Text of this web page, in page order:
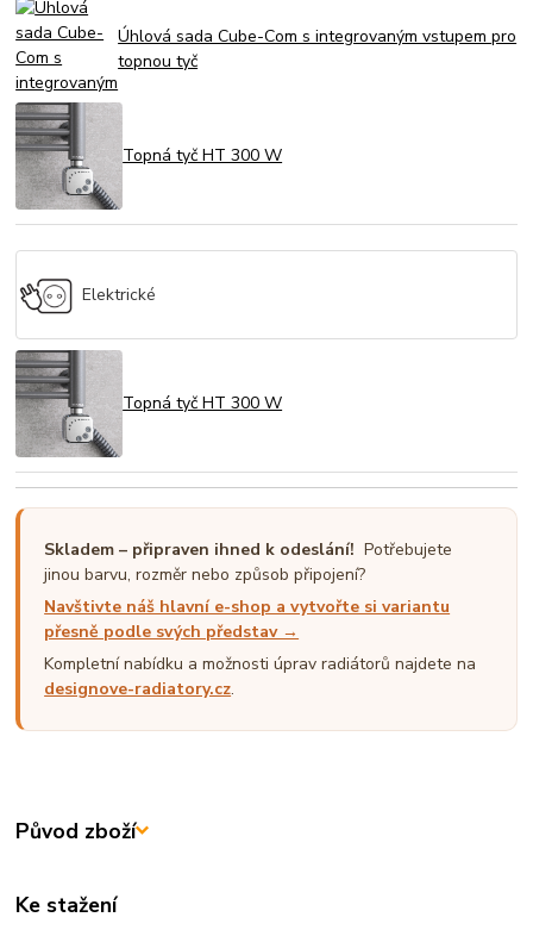
Úhlová sada Cube-Com s integrovaným vstupem pro
topnou tyč
Topná tyč HT 300 W
Elektrické
Topná tyč HT 300 W
Skladem – připraven ihned k odeslání! Potřebujete
jinou barvu, rozměr nebo způsob připojení?
Navštivte náš hlavní e-shop a vytvořte si variantu
přesně podle svých představ →
Kompletní nabídku a možnosti úprav radiátorů najdete na
designove-radiatory.cz.
Původ zboží
Ke stažení